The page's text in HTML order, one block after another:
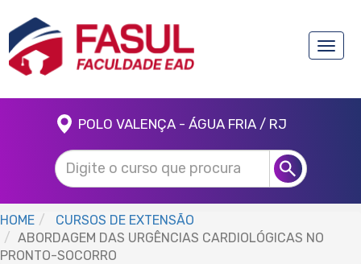
Toggle
POLO VALENÇA - ÁGUA FRIA / RJ
HOME
CURSOS DE EXTENSÃO
ABORDAGEM DAS URGÊNCIAS CARDIOLÓGICAS NO
PRONTO-SOCORRO